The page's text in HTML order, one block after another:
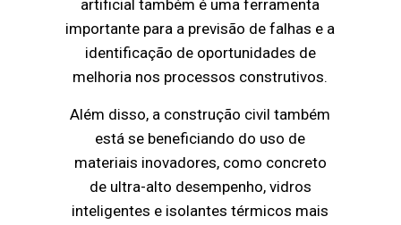
artificial também é uma ferramenta
importante para a previsão de falhas e a
identificação de oportunidades de
melhoria nos processos construtivos.
Além disso, a construção civil também
está se beneficiando do uso de
materiais inovadores, como concreto
de ultra-alto desempenho, vidros
inteligentes e isolantes térmicos mais